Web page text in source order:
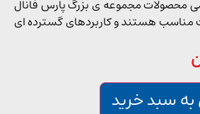
مجموعه ی بزرگ پارس فانال
هستند و کاربردهای گسترده ای
خرید